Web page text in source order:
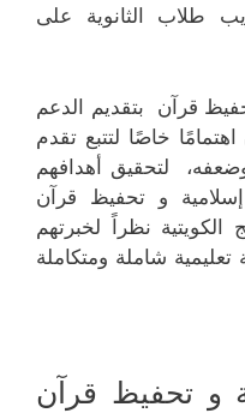
طلاب الثانوية على
قرآن بتقديم الدعم
خاصًا لتتبع تقدم
لتحقيق أهدافهم
و تحفيظ قرآن
الكويتية نظراً لخبرتهم
تعليمية شاملة ومتكاملة
و تحفيظ قرآن